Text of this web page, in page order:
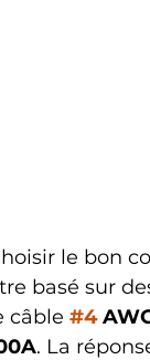
le bon
basé sur
câble #4
. La